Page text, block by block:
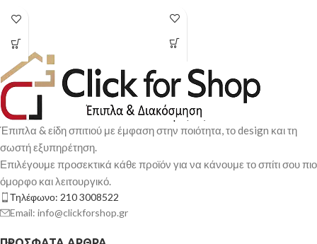
Έπιπλα & είδη σπιτιού με έμφαση στην ποιότητα, το design και τη
σωστή εξυπηρέτηση.
Επιλέγουμε προσεκτικά κάθε προϊόν για να κάνουμε το σπίτι σου πιο
όμορφο και λειτουργικό.
Τηλέφωνο: 210 3008522
Email: info@clickforshop.gr